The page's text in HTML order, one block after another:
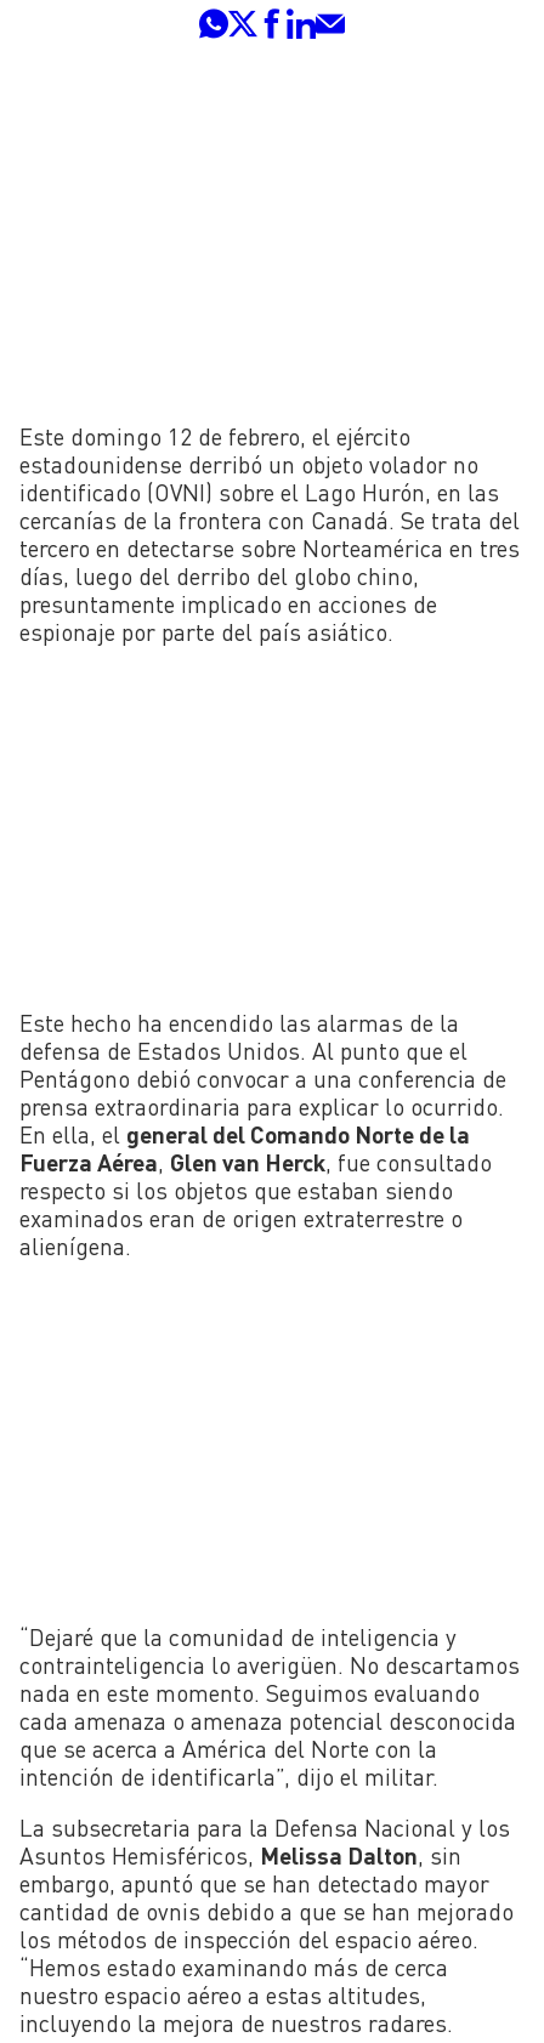
Este domingo 12 de febrero, el ejército
estadounidense derribó un objeto volador no
identificado (OVNI) sobre el Lago Hurón, en las
cercanías de la frontera con Canadá. Se trata del
tercero en detectarse sobre Norteamérica en tres
días, luego del derribo del globo chino,
presuntamente implicado en acciones de
espionaje por parte del país asiático.
Este hecho ha encendido las alarmas de la
defensa de Estados Unidos. Al punto que el
Pentágono debió convocar a una conferencia de
prensa extraordinaria para explicar lo ocurrido.
En ella, el general del Comando Norte de la
Fuerza Aérea, Glen van Herck, fue consultado
respecto si los objetos que estaban siendo
examinados eran de origen extraterrestre o
alienígena.
“Dejaré que la comunidad de inteligencia y
contrainteligencia lo averigüen. No descartamos
nada en este momento. Seguimos evaluando
cada amenaza o amenaza potencial desconocida
que se acerca a América del Norte con la
intención de identificarla”, dijo el militar.
La subsecretaria para la Defensa Nacional y los
Asuntos Hemisféricos, Melissa Dalton, sin
embargo, apuntó que se han detectado mayor
cantidad de ovnis debido a que se han mejorado
los métodos de inspección del espacio aéreo.
“Hemos estado examinando más de cerca
nuestro espacio aéreo a estas altitudes,
incluyendo la mejora de nuestros radares.